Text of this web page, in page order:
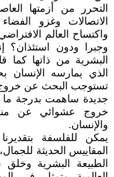
التحرر من أزمتها
الاتصالات وغزو
واكتساح العالم
وجبرا ودون استئذان؟
البشرية من ذاتها كما
الذي يمارسه
تستوجب البحث عن خروج
جديدة ساهمت بدرجة ما
خروج عشوائي عن
والإنسان.
يمكن للفلسفة
المقاييس الحديثة
الطبيعة البشرية